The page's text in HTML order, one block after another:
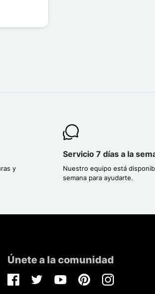
y
Servicio 7 días a la
Nuestro equipo está
semana para ayudarte.
Únete a la comunidad
FacebookTwitterYoutubePinterestInstagram